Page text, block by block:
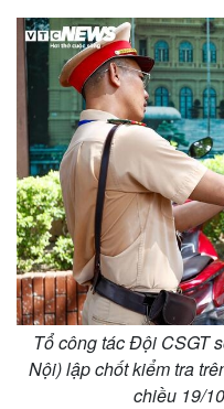
Tổ công tác Đội CSGT
Nội) lập chốt kiểm tra
chiều 19/